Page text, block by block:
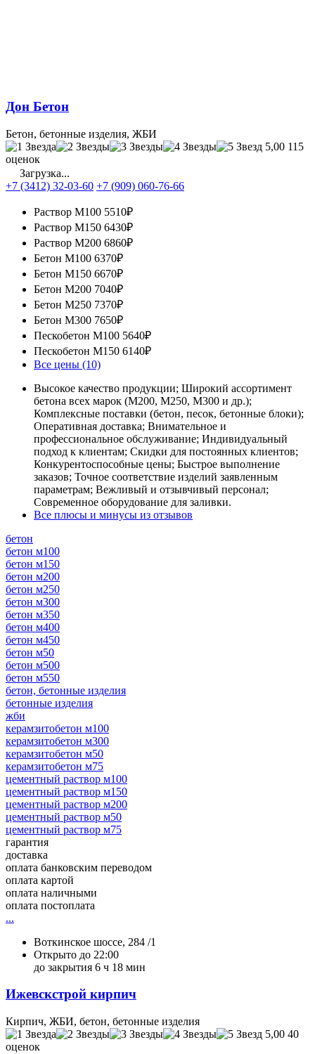
Дон Бетон
Бетон, бетонные изделия, ЖБИ
5,00 115
оценок
Загрузка...
+7 (3412) 32-03-60 +7 (909) 060-76-66
Раствор М100 5510₽
Раствор М150 6430₽
Раствор М200 6860₽
Бетон М100 6370₽
Бетон М150 6670₽
Бетон М200 7040₽
Бетон М250 7370₽
Бетон М300 7650₽
Пескобетон М100 5640₽
Пескобетон М150 6140₽
Все цены (10)
Высокое качество продукции; Широкий ассортимент
бетона всех марок (М200, М250, М300 и др.);
Комплексные поставки (бетон, песок, бетонные блоки);
Оперативная доставка; Внимательное и
профессиональное обслуживание; Индивидуальный
подход к клиентам; Скидки для постоянных клиентов;
Конкурентоспособные цены; Быстрое выполнение
заказов; Точное соответствие изделий заявленным
параметрам; Вежливый и отзывчивый персонал;
Современное оборудование для заливки.
Все плюсы и минусы из отзывов
бетон
бетон м100
бетон м150
бетон м200
бетон м250
бетон м300
бетон м350
бетон м400
бетон м450
бетон м50
бетон м500
бетон м550
бетон, бетонные изделия
бетонные изделия
жби
керамзитобетон м100
керамзитобетон м300
керамзитобетон м50
керамзитобетон м75
цементный раствор м100
цементный раствор м150
цементный раствор м200
цементный раствор м50
цементный раствор м75
гарантия
доставка
оплата банковским переводом
оплата картой
оплата наличными
оплата постоплата
...
Воткинское шоссе, 284 /1
Открыто до 22:00
до закрытия 6 ч 18 мин
Ижевскстрой кирпич
Кирпич, ЖБИ, бетон, бетонные изделия
5,00 40
оценок